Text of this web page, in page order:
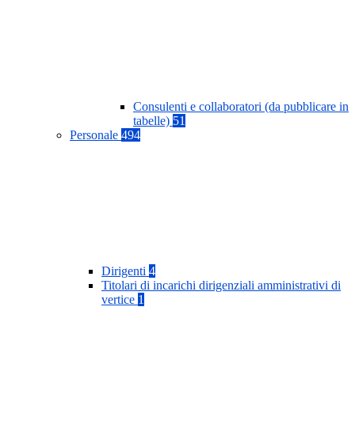
Consulenti e collaboratori (da pubblicare in
tabelle) 51
Personale 494
Dirigenti 4
Titolari di incarichi dirigenziali amministrativi di
vertice 1